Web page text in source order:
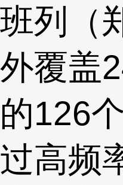
班列（
外覆盖
的126
过高频